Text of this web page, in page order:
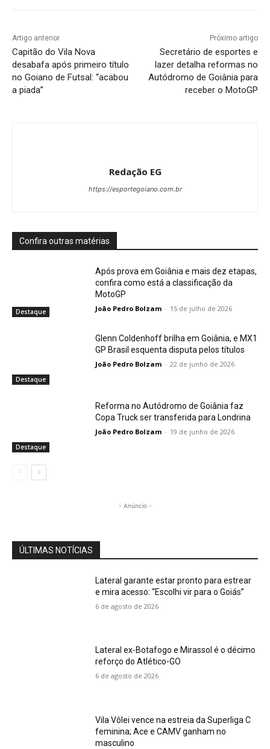
Artigo anterior
Capitão do Vila Nova
desabafa após primeiro título
no Goiano de Futsal: “acabou
a piada”
Próximo artigo
Secretário de esportes e
lazer detalha reformas no
Autódromo de Goiânia para
receber o MotoGP
Redação EG
https://esportegoiano.com.br
Confira outras matérias
Destaque
Após prova em Goiânia e mais dez etapas,
confira como está a classificação da
MotoGP
João Pedro Bolzam - 15 de julho de 2026
Destaque
Glenn Coldenhoff brilha em Goiânia, e MX1
GP Brasil esquenta disputa pelos títulos
João Pedro Bolzam - 22 de junho de 2026
Destaque
Reforma no Autódromo de Goiânia faz
Copa Truck ser transferida para Londrina
João Pedro Bolzam - 19 de junho de 2026
- Anúncio -
ÚLTIMAS NOTÍCIAS
Lateral garante estar pronto para estrear
e mira acesso: “Escolhi vir para o Goiás”
6 de agosto de 2026
Lateral ex-Botafogo e Mirassol é o décimo
reforço do Atlético-GO
6 de agosto de 2026
Vila Vôlei vence na estreia da Superliga C
feminina; Ace e CAMV ganham no
masculino